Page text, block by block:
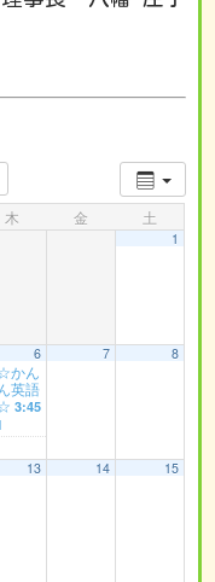
木 金 土
1
6
ん
英語
3:45
7 8
13 14 15